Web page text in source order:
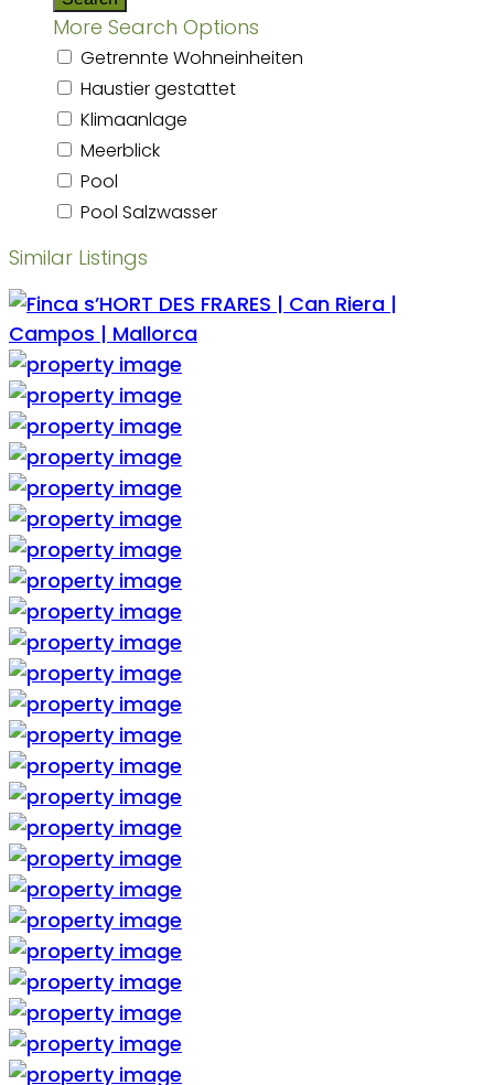
More Search Options
Getrennte Wohneinheiten
Haustier gestattet
Klimaanlage
Meerblick
Pool
Pool Salzwasser
Similar Listings